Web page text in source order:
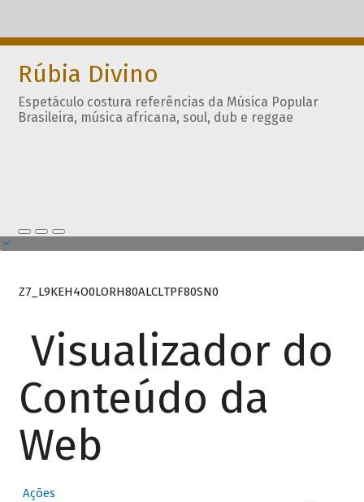
Rúbia Divino
Espetáculo costura referências da Música Popular
Brasileira, música africana, soul, dub e reggae
Z7_L9KEH4O0LORH80ALCLTPF80SN0
Visualizador do
Conteúdo da
Web
Ações